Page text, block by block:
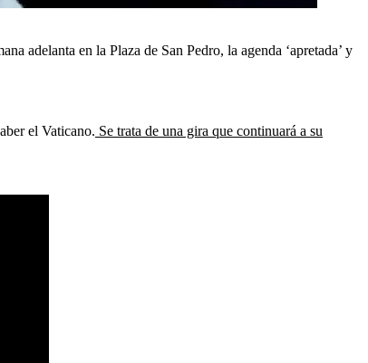
adelanta en la Plaza de San Pedro, la agenda ‘apretada’ y
el Vaticano. Se trata de una gira que continuará a su